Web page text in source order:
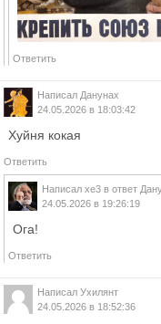
Ответить
Написал Данунах
24.05.2026 в 18:03:42
Хуйня кокая
Ответить
Написал xe3 в ответ
24.05.2026 в 19:26:19
Ога!
Ответить
Написал Ухилянт
24.05.2026 в 18:52:36